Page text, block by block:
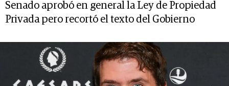
Senado aprobó en general la Ley de Propiedad
Privada pero recortó el texto del Gobierno